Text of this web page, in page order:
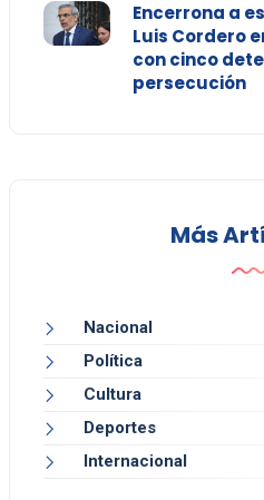
Encerrona a
Luis Cordero
con cinco
persecución
Más
Nacional
Política
Cultura
Deportes
Internacional